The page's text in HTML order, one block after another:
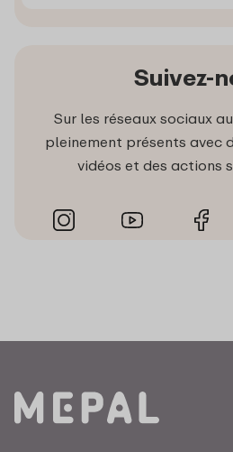
Suivez-
Sur les réseaux sociaux
pleinement présents avec
vidéos et des actions